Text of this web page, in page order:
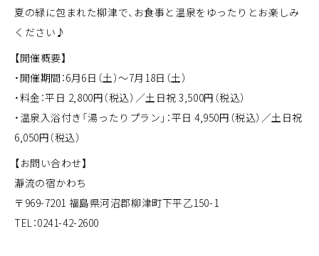
夏の緑に包まれた柳津で、お食事と温泉をゆったりとお楽しみ
ください♪
【開催概要】
・開催期間：6月6日（土）〜7月18日（土）
・料金：平日 2,800円（税込）／土日祝 3,500円（税込）
・温泉入浴付き「湯ったりプラン」：平日 4,950円（税込）／土日祝
6,050円（税込）
【お問い合わせ】
瀞流の宿かわち
〒969-7201 福島県河沼郡柳津町下平乙150-1
TEL：0241-42-2600